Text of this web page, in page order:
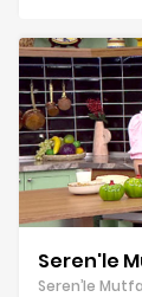
Seren'le
Seren’le